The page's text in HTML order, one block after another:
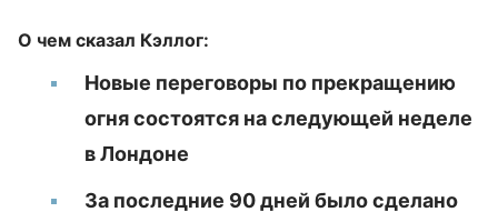
О чем сказал Кэллог:
Новые переговоры по прекращению
огня состоятся на следующей неделе
в Лондоне
За последние 90 дней было сделано